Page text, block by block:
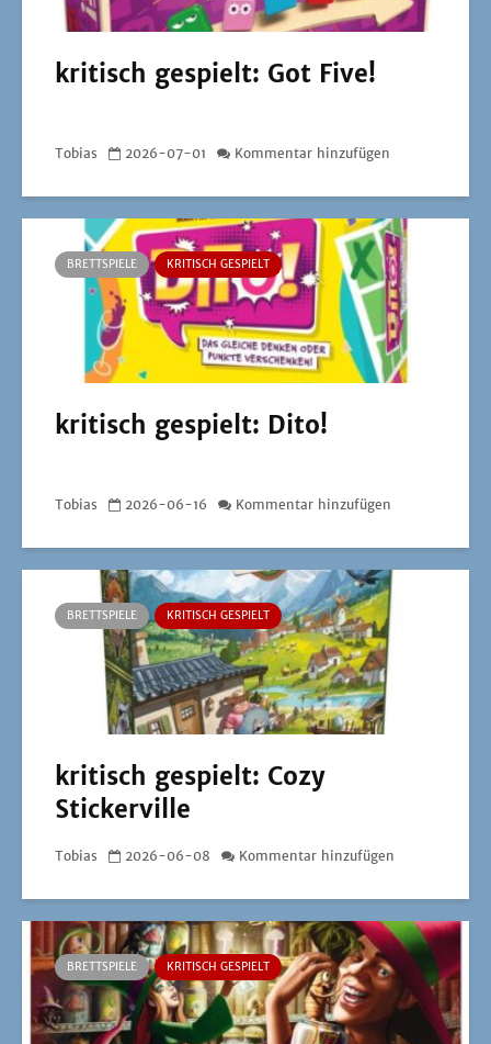
kritisch gespielt: Got Five!
Tobias 2026-07-01 Kommentar hinzufügen
BRETTSPIELE KRITISCH GESPIELT
kritisch gespielt: Dito!
Tobias 2026-06-16 Kommentar hinzufügen
BRETTSPIELE KRITISCH GESPIELT
kritisch gespielt: Cozy
Stickerville
Tobias 2026-06-08 Kommentar hinzufügen
BRETTSPIELE KRITISCH GESPIELT